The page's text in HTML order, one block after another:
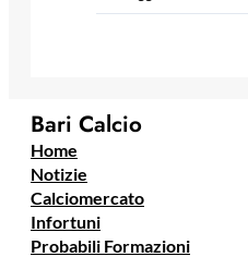
Bari Calcio
Home
Notizie
Calciomercato
Infortuni
Probabili Formazioni